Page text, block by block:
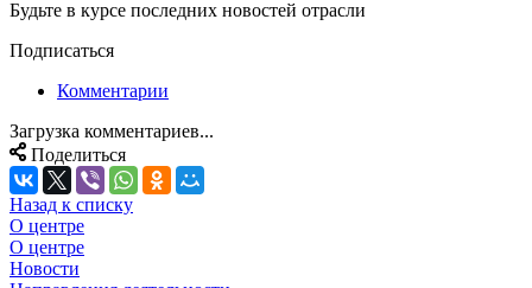
Будьте в курсе последних новостей отрасли
Подписаться
Комментарии
Загрузка комментариев...
Поделиться
Назад к списку
О центре
О центре
Новости